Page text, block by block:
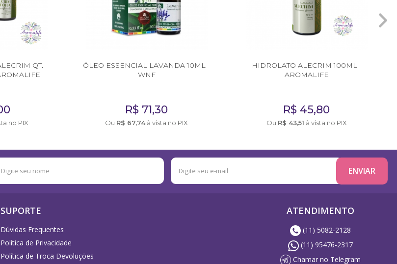
QT.
no PIX
ÓLEO ESSENCIAL LAVANDA 10ML -
WNF
R$ 71,30
Ou R$ 67,74à vista no PIX
HIDROLATO ALECRIM 100ML -
AROMALIFE
R$45,80
Ou R$ 43,51 à vista no PIX
SUPORTE
Dúvidas Frequentes
Política de Privacidade
Política de Troca Devoluções
ATENDIMENTO
(11) 5082-2128
(11) 95476-2317
Chamar no Telegram